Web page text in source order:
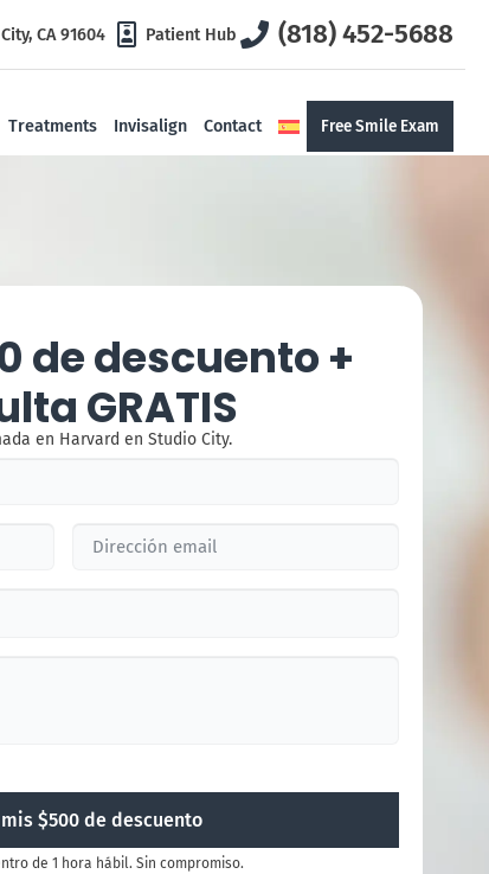
CA 91604 Patient Hub (818) 452-5688
Treatments Invisalign Contact Free Smile Exam
de descuento +
GRATIS
en Harvard en Studio City.
$500 de descuento
de 1 hora hábil. Sin compromiso.